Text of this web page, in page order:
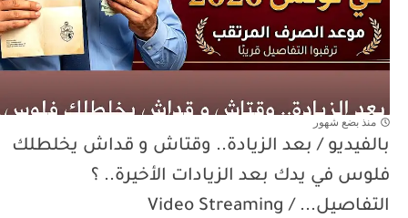
منذ بضع شهور
بالفيديو / بعد الزيادة.. وقتاش و قداش يخلطلك
فلوس في يدك بعد الزيادات الأخيرة.. ؟
التفاصيل... / Video Streaming